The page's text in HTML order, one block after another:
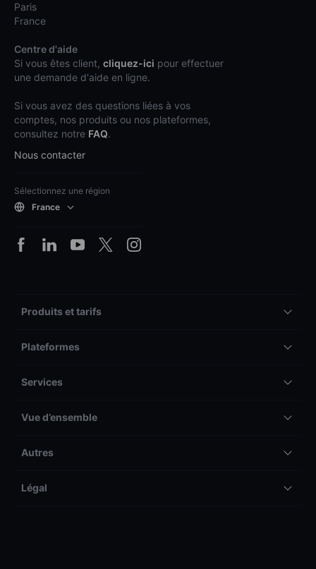
Paris
France
Centre d'aide
Si vous êtes client, cliquez-ici pour effectuer
une demande d'aide en ligne.
Si vous avez des questions liées à vos
comptes, nos produits ou nos plateformes,
consultez notre FAQ.
Nous contacter
Sélectionnez une région
France
Produits et tarifs
Plateformes
Services
Vue d’ensemble
Autres
Légal